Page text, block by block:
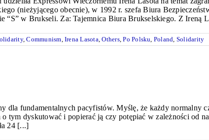
(nieżyjącego obecnie), w 1992 r. szefa Biura
“S” w Brukseli. Za: Tajemnica Biura Brukselskiego. Z Ireną
,Communism Irena Lasota ,Others,Po Polsku Poland Solidarity
dla fundamentalnych pacyfistów. Myślę, że każdy normalny
tym dyskutować i popierać ją czy potępiać w zależności od
24 [...]